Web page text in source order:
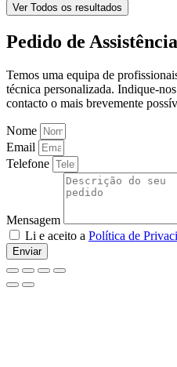
Ver Todos os resultados
Pedido de Assistência
Temos uma equipa de
técnica personalizada. Indique-
contacto o mais brevemente
Nome
Email
Telefone
Mensagem
Li e aceito a Política de
Enviar